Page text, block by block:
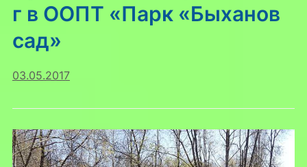
г в ООПТ «Парк «Быханов
сад»
03.05.2017